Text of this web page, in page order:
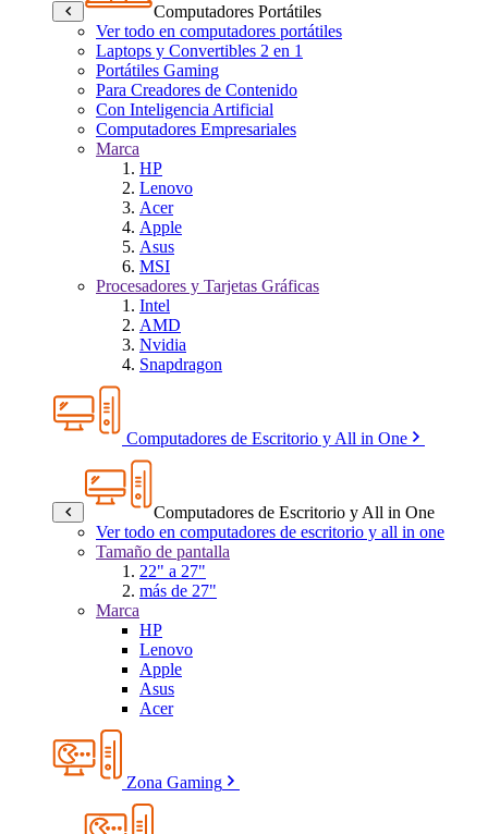
Computadores Portátiles
Ver todo en computadores portátiles
Laptops y Convertibles 2 en 1
Portátiles Gaming
Para Creadores de Contenido
Con Inteligencia Artificial
Computadores Empresariales
Marca
HP
Lenovo
Acer
Apple
Asus
MSI
Procesadores y Tarjetas Gráficas
Intel
AMD
Nvidia
Snapdragon
Computadores de Escritorio y All in One
Computadores de Escritorio y All in One
Ver todo en computadores de escritorio y all in one
Tamaño de pantalla
22" a 27"
más de 27"
Marca
HP
Lenovo
Apple
Asus
Acer
Zona Gaming